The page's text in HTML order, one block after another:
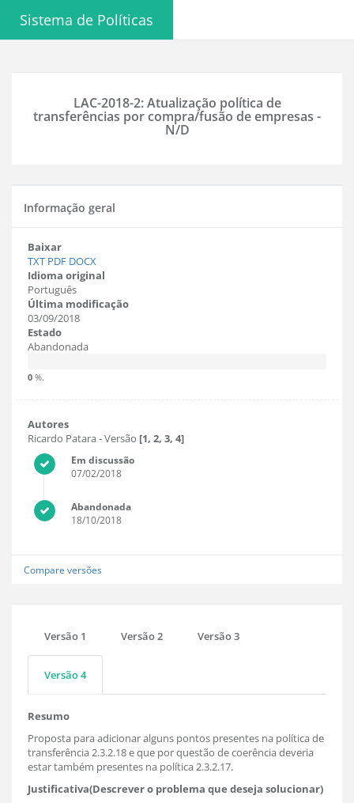
Sistema de Políticas
LAC-2018-2: Atualização política de
transferências por compra/fusão de empresas -
N/D
Informação geral
Baixar
TXT PDF DOCX
Idioma original
Português
Última modificação
03/09/2018
Estado
Abandonada
0 %.
Autores
Ricardo Patara- Versão [1, 2, 3, 4]
Em discussão
07/02/2018
Abandonada
18/10/2018
Compare versões
Versão 1 Versão 2 Versão 3
Versão 4
Resumo
Proposta para adicionar alguns pontos presentes na política de
transferência 2.3.2.18 e que por questão de coerência deveria
estar também presentes na política 2.3.2.17.
Justificativa(Descrever o problema que deseja solucionar)